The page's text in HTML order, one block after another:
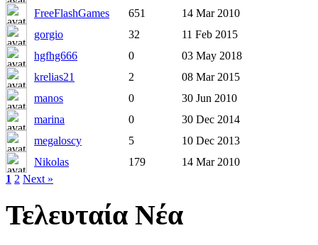
FreeFlashGames
651
14 Mar 2010
gorgio
32
11 Feb 2015
hgfhg666
0
03 May 2018
krelias21
2
08 Mar 2015
manos
0
30 Jun 2010
marina
0
30 Dec 2014
megaloscy
5
10 Dec 2013
Nikolas
179
14 Mar 2010
1 2 Next »
Τελευταία Νέα